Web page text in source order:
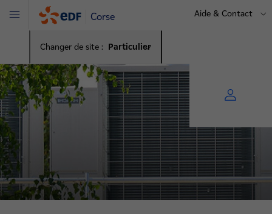
Corse
Changer de site : Particulier
Aide & Contact
Menu